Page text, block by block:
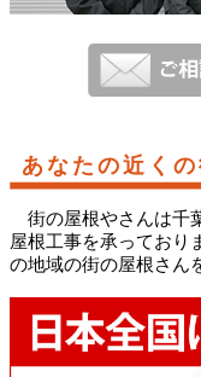
あなたの近く
街の屋根やさんは千
屋根工事を承っており
の地域の街の屋根さん